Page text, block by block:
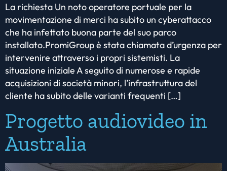
La richiesta Un noto operatore portuale per la
movimentazione di merci ha subito un cyberattacco
che ha infettato buona parte del suo parco
installato.PromiGroup è stata chiamata d’urgenza per
intervenire attraverso i propri sistemisti. La
situazione iniziale A seguito di numerose e rapide
acquisizioni di società minori, l’infrastruttura del
cliente ha subito delle varianti frequenti […]
Progetto audiovideo in
Australia